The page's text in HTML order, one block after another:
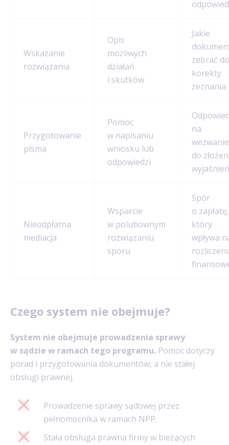
Wskazanie
rozwiązania
Opis
możliwych
działań
i skutków
Jakie
zebrać do
korekty
zeznania
Przygotowanie
pisma
Pomoc
w napisaniu
wniosku lub
odpowiedzi
na
wezwanie
do
wyjaśnień
Nieodpłatna
mediacja
Wsparcie
w polubownym
rozwiązaniu
sporu
Spór
o zapłatę,
który
wpływa
Czego system nie obejmuje?
System nie obejmuje prowadzenia sprawy
w sądzie w ramach tego programu. Pomoc dotyczy
porad i przygotowania dokumentów, a nie stałej
obsługi prawnej.
Prowadzenie sprawy sądowej przez
pełnomocnika w ramach NPP.
Stała obsługa prawna firmy w bieżących